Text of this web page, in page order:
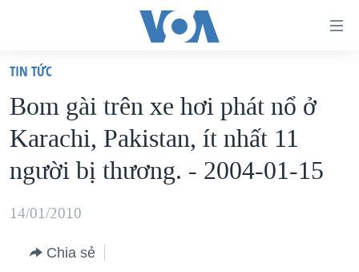
truy
cập
Tới
nội
dung
chính
VIỆT NAM
HOA KỲ
BIỂN ĐÔNG
THẾ GIỚI
DIỄN ĐÀN
TIN TỨC
Bom gài trên xe hơi phát nổ ở
Karachi, Pakistan, ít nhất 11
người bị thương. - 2004-01-15
14/01/2010
Chia sẻ